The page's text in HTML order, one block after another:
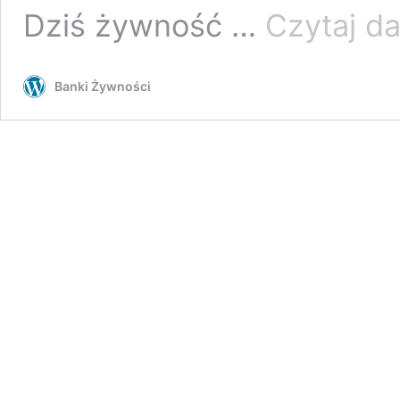
Dziś żywność … Czytaj
Banki Żywności